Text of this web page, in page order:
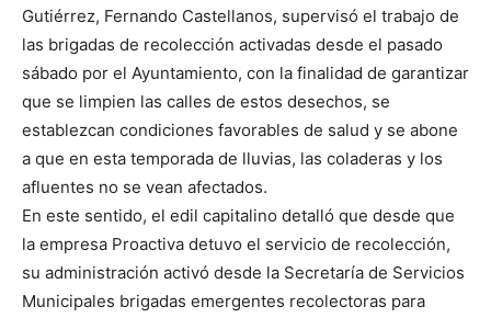
Gutiérrez, Fernando Castellanos, supervisó el trabajo de
las brigadas de recolección activadas desde el pasado
sábado por el Ayuntamiento, con la finalidad de garantizar
que se limpien las calles de estos desechos, se
establezcan condiciones favorables de salud y se abone
a que en esta temporada de lluvias, las coladeras y los
afluentes no se vean afectados.
En este sentido, el edil capitalino detalló que desde que
la empresa Proactiva detuvo el servicio de recolección,
su administración activó desde la Secretaría de Servicios
Municipales brigadas emergentes recolectoras para